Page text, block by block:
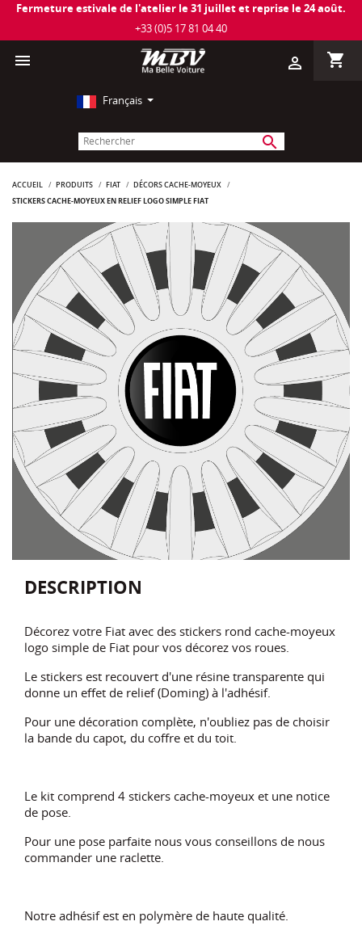
Fermeture estivale de l'atelier le 31 juillet et reprise le 24 août.
+33 (0)5 17 81 04 40
 shopping_cart
person_outline
Français
search
ACCUEIL PRODUITS FIAT
DÉCORS CACHE-MOYEUX
STICKERS CACHE-MOYEUX EN RELIEF LOGO SIMPLE FIAT
DESCRIPTION
Décorez votre Fiat avec des stickers rond cache-moyeux
logo simple de Fiat pour vos décorez vos roues
Le stickers est recouvert d'une résine transparente qui
donne un effet de relief (Doming) à l'adhésif.
Pour une décoration complète, n'oubliez pas de choisir
la bande du capot, du coffre et du toit.
Le kit comprend 4 stickers cache-moyeux et une notice
de pose.
Pour une pose parfaite nous vous conseillons de nous
commander une raclette.
Notre adhésif est en polymère de haute qualité.